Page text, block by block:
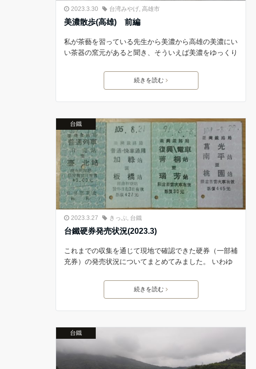
2023.3.30 台湾みやげ, 高雄市
美濃散歩(高雄) 前編
私が茶藝を習っている先生から美濃から高雄の美濃にい
い茶器の窯元があると聞き、そういえば美濃をゆっくり
続きを読む
台鐵
2023.3.27 きっぷ, 台鐵
台鐵硬券発売状況(2023.3)
これまでの収集を通じて現地で確認できた硬券（一部補
充券）の発売状況についてまとめてみました。 いわゆ
続きを読む
台鐵